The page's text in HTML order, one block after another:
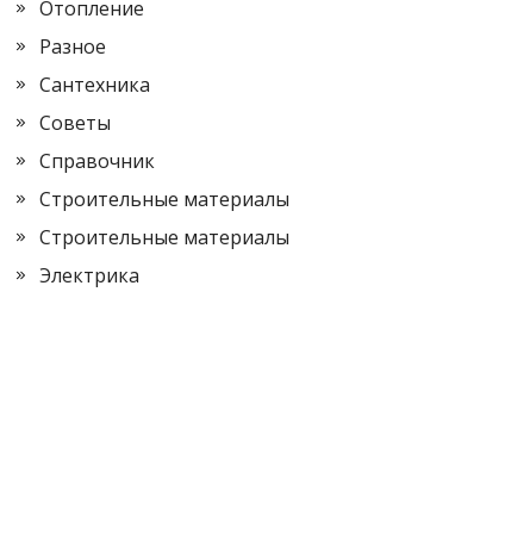
Отопление
Разное
Сантехника
Советы
Справочник
Строительные материалы
Строительные материалы
Электрика